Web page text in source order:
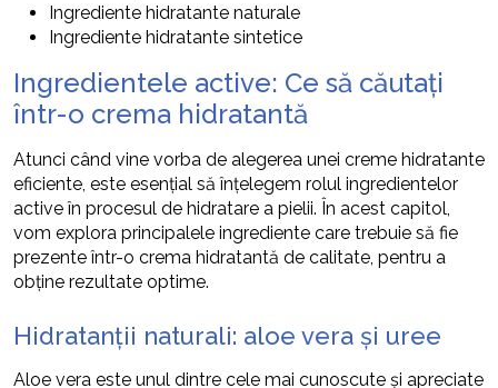
Ingrediente hidratante naturale
Ingrediente hidratante sintetice
Ingredientele active: Ce să căutați
într-o crema hidratantă
Atunci când vine vorba de alegerea unei creme hidratante
eficiente, este esențial să înțelegem rolul ingredientelor
active în procesul de hidratare a pielii. În acest capitol,
vom explora principalele ingrediente care trebuie să fie
prezente într-o crema hidratantă de calitate, pentru a
obține rezultate optime.
Hidratanții naturali: aloe vera și uree
Aloe vera este unul dintre cele mai cunoscute și apreciate